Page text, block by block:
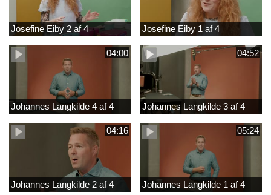
Josefine Eiby 2 af 4 Josefine Eiby 1 af 4
04:00
Johannes Langkilde 4 af 4
04:52
Johannes Langkilde 3 af 4
04:16
Johannes Langkilde 2 af 4
05:24
Johannes Langkilde 1 af 4